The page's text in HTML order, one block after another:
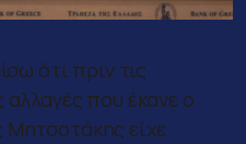
ότι πριν τις
που έκανε ο
είχε